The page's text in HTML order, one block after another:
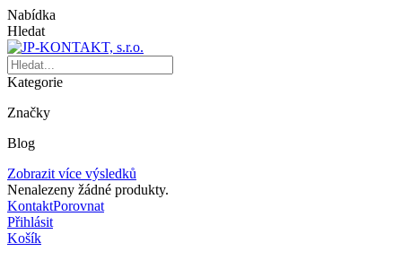
Nabídka
Hledat
Kategorie
Značky
Blog
Zobrazit více výsledků
Nenalezeny žádné produkty.
KontaktPorovnat
Přihlásit
Košík